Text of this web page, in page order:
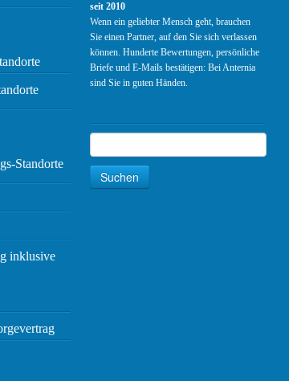
Standorte
inklusive
seit 2010
Wenn ein geliebter Mensch geht, brauchen
Sie einen Partner, auf den Sie sich verlassen
können. Hunderte Bewertungen, persönliche
Briefe und E-Mails bestätigen: Bei Anternia
sind Sie in guten Händen.
Suchen